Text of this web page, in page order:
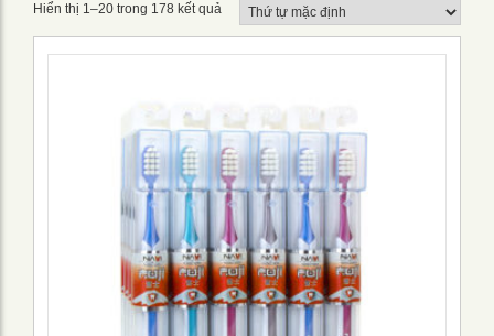
Hiển thị 1–20 trong 178 kết quả